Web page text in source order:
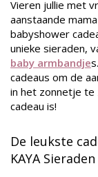
Vieren jullie met
aanstaande
babyshower
unieke sieraden,
baby armbandje
cadeaus om de
in het zonnetje te
cadeau is!
De leukste
KAYA Sieraden